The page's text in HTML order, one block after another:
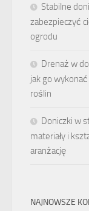
Stabilne
zabezpieczyć
ogrodu
Drenaż w
jak go
roślin
Doniczki w
materiały i
aranżację
NAJNOWSZE